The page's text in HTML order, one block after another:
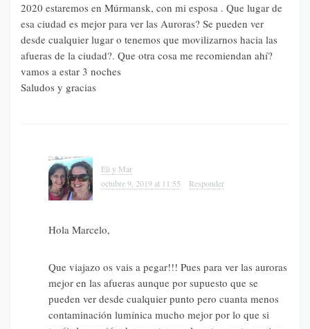
2020 estaremos en Múrmansk, con mi esposa . Que lugar de
esa ciudad es mejor para ver las Auroras? Se pueden ver
desde cualquier lugar o tenemos que movilizarnos hacia las
afueras de la ciudad?. Que otra cosa me recomiendan ahí?
vamos a estar 3 noches
Saludos y gracias
Eli y Mar
octubre 9, 2019 at 11:55
Responder
Hola Marcelo,
Que viajazo os vais a pegar!!! Pues para ver las auroras
mejor en las afueras aunque por supuesto que se
pueden ver desde cualquier punto pero cuanta menos
contaminación lumínica mucho mejor por lo que si